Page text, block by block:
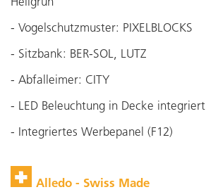
- Vogelschutzmuster: PIXELBLOCKS
- Sitzbank: BER-SOL, LUTZ
- Abfalleimer: CITY
- LED Beleuchtung in Decke integriert
- Integriertes Werbepanel (F12)
Alledo - Swiss Made